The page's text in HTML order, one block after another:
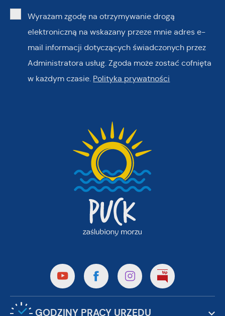
Wyrażam zgodę na otrzymywanie drogą
elektroniczną na wskazany przeze mnie adres e-
mail informacji dotyczących świadczonych przez
Administratora usług. Zgoda może zostać cofnięta
w każdym czasie. Polityka prywatności
GODZINY PRACY URZĘDU